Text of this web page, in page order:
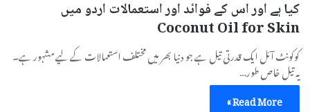
کیا ہے اور اس کے فوائد اور استعمالات اردو میں
Coconut Oil for Skin
کوکونٹ آئل ایک قدرتی تیل ہے جو دنیا بھر میں مختلف استعمالات کے لیے مشہور ہے۔
یہ تیل خاص طور…
Read More »